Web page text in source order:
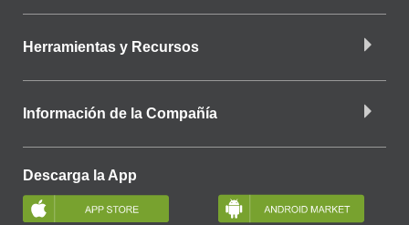
Herramientas y Recursos
Información de la Compañía
Descarga la App